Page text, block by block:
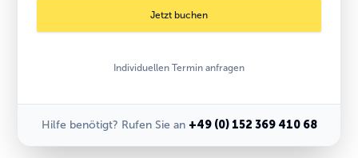
Jetzt buchen
Individuellen Termin anfragen
Hilfe benötigt? Rufen Sie an +49 (0) 152 369 410 68